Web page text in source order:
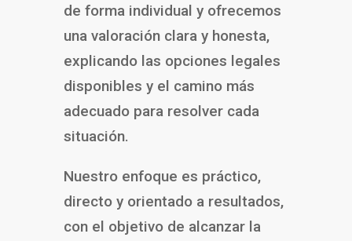
de forma individual y ofrecemos
una valoración clara y honesta,
explicando las opciones legales
disponibles y el camino más
adecuado para resolver cada
situación.
Nuestro enfoque es práctico,
directo y orientado a resultados,
con el objetivo de alcanzar la